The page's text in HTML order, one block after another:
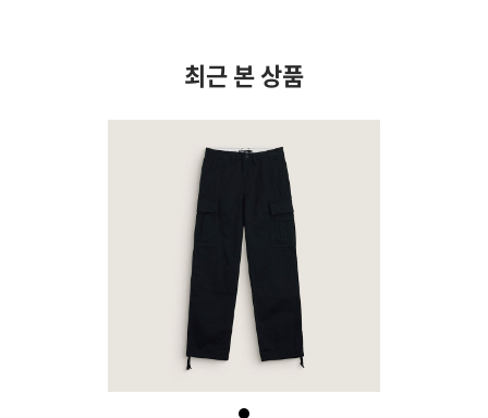
최근 본 상품